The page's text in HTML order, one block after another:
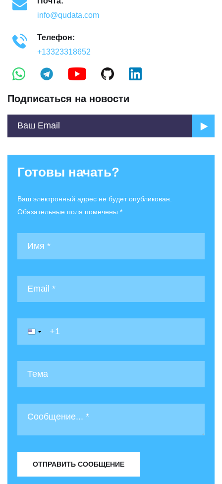
info@qudata.com
Телефон:
+13323318652
Подписаться на новости
Готовы начать?
Ваш электронный адрес не будет опубликован.
Обязательные поля помечены *
ОТПРАВИТЬ СООБЩЕНИЕ